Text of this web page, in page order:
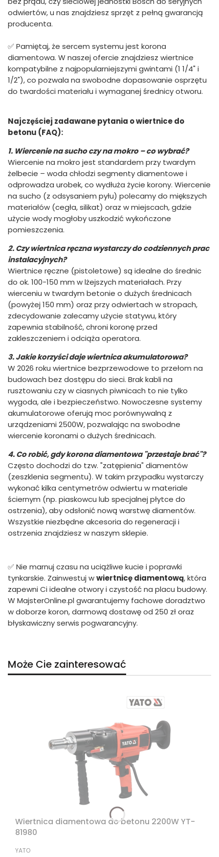
odwiertów, u nas znajdziesz sprzęt z pełną gwarancją
producenta.
✅ Pamiętaj, że sercem systemu jest korona
diamentowa. W naszej ofercie znajdziesz wiertnice
kompatybilne z najpopularniejszymi gwintami (1 1/4" i
1/2"), co pozwala na swobodne dopasowanie osprzętu
do twardości materiału i wymaganej średnicy otworu.
Najczęściej zadawane pytania o wiertnice do
betonu (FAQ):
1. Wiercenie na sucho czy na mokro – co wybrać?
Wiercenie na mokro jest standardem przy twardym
żelbecie – woda chłodzi segmenty diamentowe i
odprowadza urobek, co wydłuża życie korony. Wiercenie
na sucho (z odsysaniem pyłu) polecamy do miększych
materiałów (cegła, silikat) oraz w miejscach, gdzie
użycie wody mogłoby uszkodzić wykończone
pomieszczenia.
2. Czy wiertnica ręczna wystarczy do codziennych prac
instalacyjnych?
Wiertnice ręczne (pistoletowe) są idealne do średnic
do ok. 100-150 mm w lżejszych materiałach. Przy
wierceniu w twardym betonie o dużych średnicach
(powyżej 150 mm) oraz przy odwiertach w stropach,
zdecydowanie zalecamy użycie statywu, który
zapewnia stabilność, chroni koronę przed
zakleszczeniem i odciąża operatora.
3. Jakie korzyści daje wiertnica akumulatorowa?
W 2026 roku wiertnice bezprzewodowe to przełom na
budowach bez dostępu do sieci. Brak kabli na
rusztowaniu czy w ciasnych piwnicach to nie tylko
wygoda, ale i bezpieczeństwo. Nowoczesne systemy
akumulatorowe oferują moc porównywalną z
urządzeniami 2500W, pozwalając na swobodne
wiercenie koronami o dużych średnicach.
4. Co robić, gdy korona diamentowa "przestaje brać"?
Często dochodzi do tzw. "zatępienia" diamentów
(zeszklenia segmentu). W takim przypadku wystarczy
wykonać kilka centymetrów odwiertu w materiale
ściernym (np. piaskowcu lub specjalnej płytce do
ostrzenia), aby odsłonić nową warstwę diamentów.
Wszystkie niezbędne akcesoria do regeneracji i
ostrzenia znajdziesz w naszym sklepie.
✅ Nie marnuj czasu na uciążliwe kucie i poprawki
tynkarskie. Zainwestuj wwiertnicę diamentową, która
zapewni Ci idealne otwory i czystość na placu budowy.
W MajsterOnline.pl gwarantujemy fachowe doradztwo
w doborze koron, darmową dostawę od 250 zł oraz
błyskawiczny serwis pogwarancyjny.
Może Cie zainteresować
Wiertnica diamentowa do betonu 2200W YT-
81980
PRODUCENT
YATO